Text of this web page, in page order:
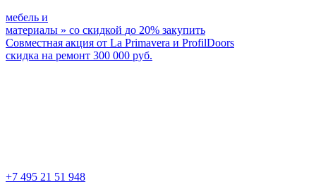
мебель и
материалы » со скидкой до 20% закупить
Совместная акция от La Primavera и ProfilDoors
скидка на ремонт 300 000 руб.
+7 495 21 51 948